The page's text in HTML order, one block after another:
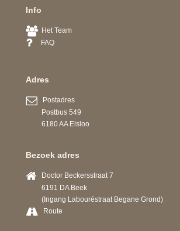
Info
Het Team
FAQ
Adres
Postadres
Postbus 549
6180 AA Elsloo
Bezoek adres
Doctor Beckersstraat 7
6191 DA Beek
(Ingang Labouréstraat Begane Grond)
Route